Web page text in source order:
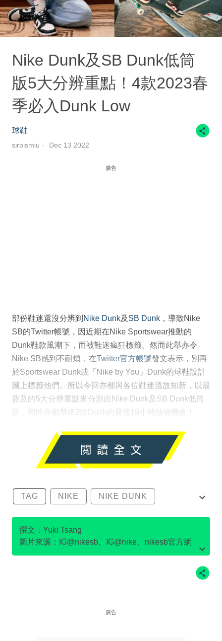
Nike Dunk及SB Dunk低筒
版5大分辨重點！4款2023春
季必入Dunk Low
球鞋
siroismiu Dec 13 2022
廣告
部份鞋迷還沒分辨到 Nike Dunk及 SB Dunk ，導致Nike
SB的Twitter帳號，因近期在Nike Sportswear推動的
Dunk鞋款風潮下，而被鞋迷瘋狂標籤。然而此舉亦令
Nike SB感到不耐煩，在Twitter官方帳號發文表示，別再
於Sportswear Dunk或「Nike by You」Dunk的球鞋設計
圖上標籤他們。所以今回亦都與各位鞋迷溫故知新，以最
普及的5大分辨重點來分別出Nike Dunk及SB Dunk低筒
版，同時亦都帶來2款Dunk的最後19小時抽籤機會！
TAG NIKE NIKE DUNK
SB DUNK
撰文：Yuki Tsang
圖片來源：IG@nikesb、IG@nike、nikesb官方網
站、Twitter@nikesb截圖、nike官方網站、
廣告